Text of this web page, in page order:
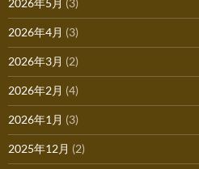
2026年4月 (3)
2026年3月 (2)
2026年2月 (4)
2026年1月 (3)
2025年12月 (2)